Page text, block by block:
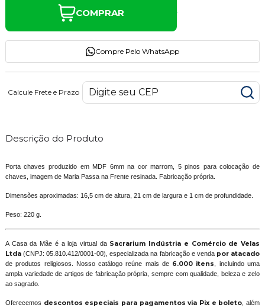
COMPRAR
Compre Pelo WhatsApp
Calcule Frete e Prazo
Descrição do Produto
Porta chaves produzido em MDF 6mm na cor marrom, 5 pinos para colocação de
chaves, imagem de Maria Passa na Frente resinada. Fabricação própria.
Dimensões aproximadas: 16,5 cm de altura, 21 cm de largura e 1 cm de profundidade.
Peso: 220 g.
A Casa da Mãe é a loja virtual daSacrarium Indústria e Comércio de Velas
Ltda(CNPJ: 05.810.412/0001-00), especializada na fabricação e venda por atacado
de produtos religiosos. Nosso catálogo reúne mais de 6.000 itens
, incluindo uma
ampla variedade de artigos de fabricação própria, sempre com qualidade, beleza e zelo
ao sagrado.
Oferecemos descontos especiais para pagamentos via Pix e boleto , além